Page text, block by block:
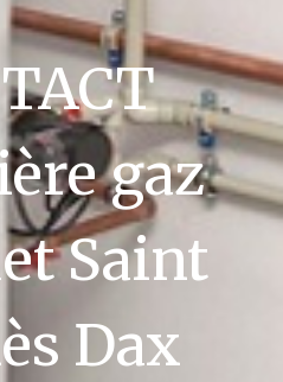
gaz
Saint
Dax